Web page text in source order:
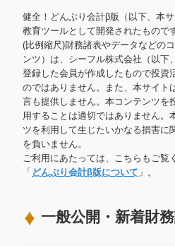
健全！どんぶり会計β版（以下、本
教育ツールとして開発されたもので
(比例縮尺)財務諸表やデータなどの
ンツ）は、シーフル株式会社（以下
登録した会員が作成したもので投資
のではありません。また、本サイト
言も提供しません。本コンテンツを
用することは適切ではありません。
ツを利用して生じたいかなる損害に
を負いません。
ご利用にあたっては、こちらもご覧
「 どんぶり会計β版について 」。
一般公開・新着財